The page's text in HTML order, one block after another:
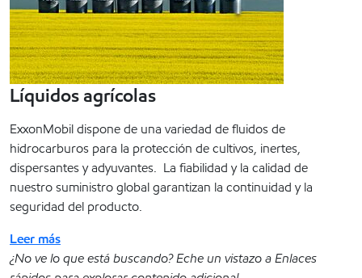
Líquidos agrícolas
ExxonMobil dispone de una variedad de fluidos de
hidrocarburos para la protección de cultivos, inertes,
dispersantes y adyuvantes. La fiabilidad y la calidad de
nuestro suministro global garantizan la continuidad y la
seguridad del producto.
Leer más
¿No ve lo que está buscando? Eche un vistazo a Enlaces